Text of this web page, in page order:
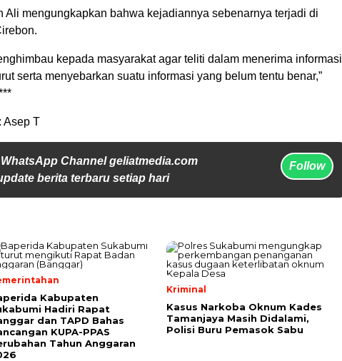
Ali mengungkapkan bahwa kejadiannya sebenarnya terjadi di
kepada masyarakat agar teliti dalam menerima informasi
serta menyebarkan suatu informasi yang belum tentu benar,”
Asep T
Channel geliatmedia.com
berita terbaru setiap hari
Follow
Kabupaten
Hadiri Rapat
dan TAPD Bahas
KUPA-PPAS
Tahun Anggaran
Kriminal
Kasus Narkoba Oknum Kades
Tamanjaya Masih Didalami,
Polisi Buru Pemasok Sabu